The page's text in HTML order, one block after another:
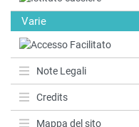
Varie
Note Legali
Credits
Mappa del sito